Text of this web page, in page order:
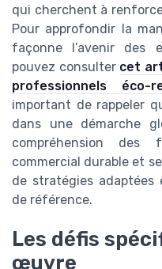
qui cherchent à
Pour approfondir la
façonne l’avenir des
pouvez consulter cet
professionnels éco-
important de rappeler
dans une démarche
compréhension des
commercial durable et
de stratégies adaptées
de référence.
Les défis
œuvre